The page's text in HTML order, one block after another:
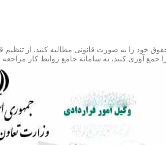
خود را به صورت قانونی مطالبه کنید. از تنظیم
آوری کنید، به سامانه جامع روابط کار مراجعه